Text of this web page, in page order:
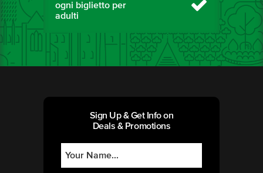
ogni biglietto per
adulti
Sign Up & Get Info on
Deals & Promotions